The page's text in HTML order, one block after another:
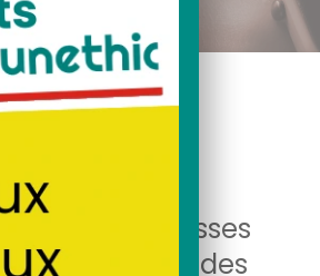
kit de fixation panneau
solaire toit
de
Des fausses
% par l’État, des